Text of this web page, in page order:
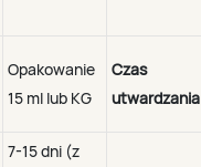
Opakowanie
15 ml lub KG
Czas
utwardzania
7-15 dni (z